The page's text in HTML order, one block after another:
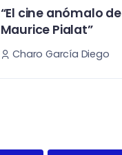
“El cine anómalo de
Maurice Pialat”
Charo García Diego